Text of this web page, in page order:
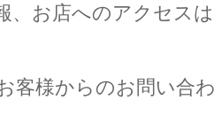
、お店へのアクセス
客様からのお問い合